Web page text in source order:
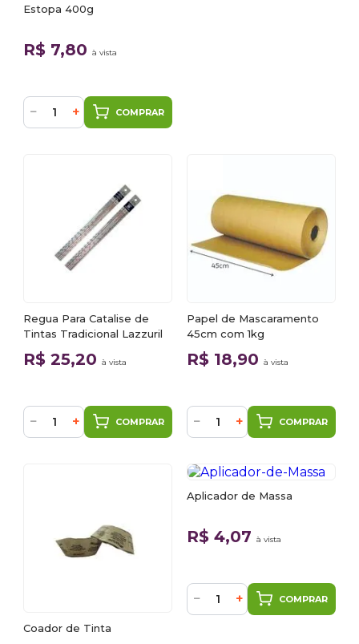
Estopa 400g
R$ 7,80 à vista
− + COMPRAR
Regua Para Catalise de
Tintas Tradicional Lazzuril
R$ 25,20 à vista
− + COMPRAR
Papel de Mascaramento
45cm com 1kg
R$ 18,90 à vista
− + COMPRAR
Coador de Tinta
Aplicador de Massa
R$ 4,07 à vista
− + COMPRAR